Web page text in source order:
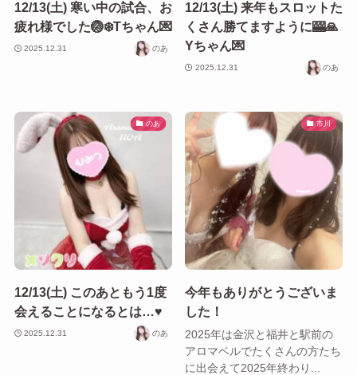
12/13(土) 寒い中の試合、お
疲れ様でした🏐❄️Tちゃん💌
2025.12.31 のあ
12/13(土) 来年もスロットた
くさん勝てますように🎰🙏
Yちゃん💌
2025.12.31 のあ
のあ
12/13(土) このあともう1度
会えることになるとは…♥️
2025.12.31 のあ
市川
今年もありがとうございま
した！
2025年は金沢と福井と駅前の
アロマベルでたくさんの方たち
に出会えて2025年終わり...